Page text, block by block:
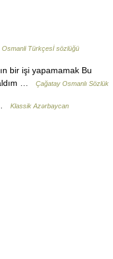
Osmanli Türkçesİ sözlüğü
bir işi yapamamak Bu
…
Çağatay Osmanlı Sözlük
Klassik Azərbaycan